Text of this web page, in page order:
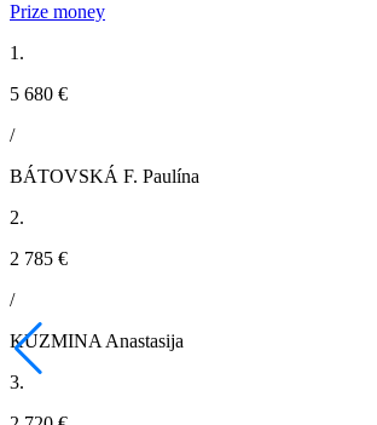
Prize money
1.
5 680 €
/
BÁTOVSKÁ F. Paulína
2.
2 785 €
/
KUZMINA Anastasija
3.